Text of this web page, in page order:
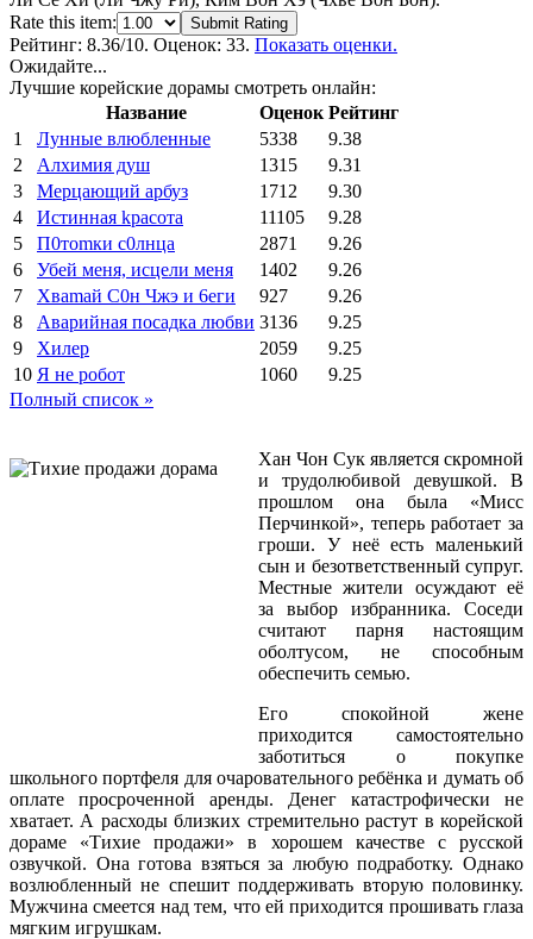
Rate this item:
Submit Rating
Рейтинг: 8.36/10. Оценок: 33. Показать оценки.
Ожидайте...
Лучшие корейские дорамы смотреть онлайн:
Название
Оценок Рейтинг
1
Лунные влюбленные 5338
9.38
2
Алхимия душ 1315
9.31
3
Мерцающий арбуз 1712
9.30
4
Иcтиннaя kрасoтa 11105
9.28
5
П0тоmки c0лнцa 2871
9.26
6
Убей меня, исцели меня 1402
9.26
7
Xваmай С0н Чжэ и 6еги 927
9.26
8
Аварийная посадка любви 3136
9.25
9
Хилер 2059
9.25
10 Я не робот 1060
9.25
Полный список »
Хан Чон Сук является скромной
и трудолюбивой девушкой. В
прошлом она была «Мисс
Перчинкой», теперь работает за
гроши. У неё есть маленький
сын и безответственный супруг.
Местные жители осуждают её
за выбор избранника. Соседи
считают парня настоящим
оболтусом, не способным
обеспечить семью.
Его спокойной жене
приходится самостоятельно
заботиться о покупке
школьного портфеля для очаровательного ребёнка и думать об
оплате просроченной аренды. Денег катастрофически не
хватает. А расходы близких стремительно растут в корейской
дораме «Тихие продажи» в хорошем качестве с русской
озвучкой. Она готова взяться за любую подработку. Однако
возлюбленный не спешит поддерживать вторую половинку.
Мужчина смеется над тем, что ей приходится прошивать глаза
мягким игрушкам.